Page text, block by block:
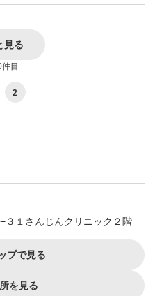
見る
目
2
３１さんじんクリニック２階
プで見る
を見る